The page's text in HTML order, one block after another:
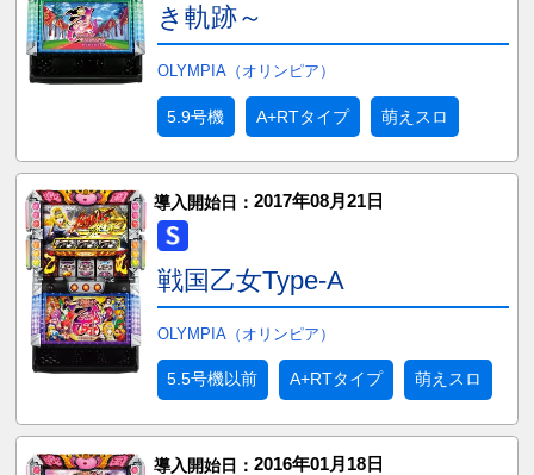
き軌跡～
OLYMPIA（オリンピア）
5.9号機 A+RTタイプ 萌えスロ
導入開始日： 2017年08月21日
戦国乙女Type-A
OLYMPIA（オリンピア）
5.5号機以前 A+RTタイプ 萌えスロ
導入開始日： 2016年01月18日